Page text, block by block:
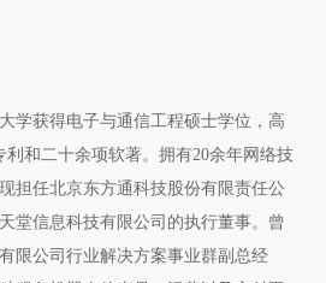
学获得电子与通信工程硕士学位，高
利和二十余项软著。拥有20余年网络技
担任北京东方通科技股份有限责任公
堂信息科技有限公司的执行董事。曾
限公司行业解决方案事业群副总经